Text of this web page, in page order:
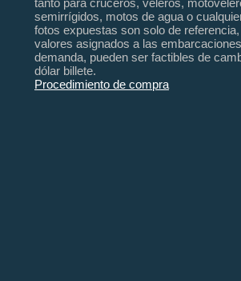
tanto para cruceros, veleros,
semirrígidos, motos de agua o
fotos expuestas son solo de
valores asignados a las
demanda, pueden ser factibles de
dólar billete.
Procedimiento de compra